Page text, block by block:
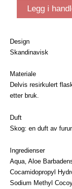
Legg i
Design
Skandinavisk
Materiale
Delvis resirkulert
etter bruk.
Duft
Skog: en duft av
Ingredienser
Aqua, Aloe
Cocamidopropyl
Sodium Methyl